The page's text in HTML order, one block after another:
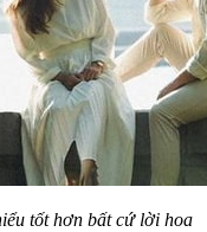
tốt hơn bất cứ lời hoa